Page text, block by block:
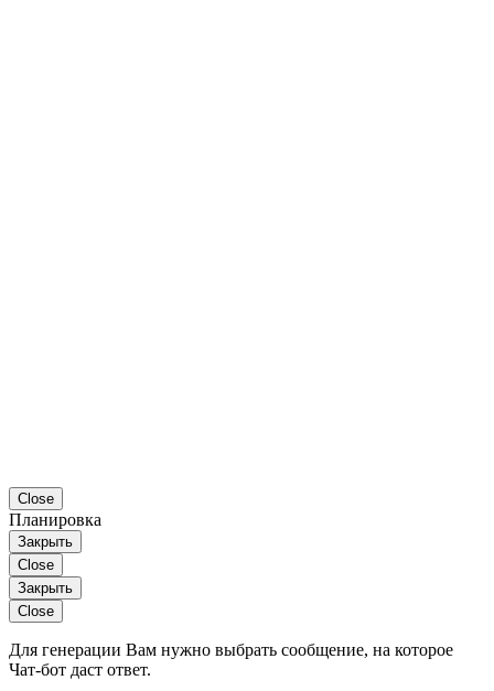
Close
Планировка
Закрыть
Close
Закрыть
Close
Для генерации Вам нужно выбрать сообщение, на которое
Чат-бот даст ответ.